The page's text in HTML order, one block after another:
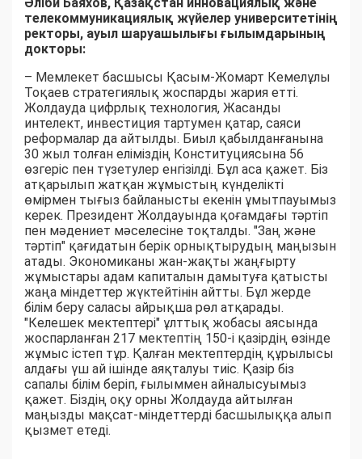
Әліби Баяхов, Қазақстан инновациялық және
телекоммуникациялық жүйелер университетінің
ректоры, ауыл шаруашылығы ғылымдарының
докторы:
– Мемлекет басшысы Қасым-Жомарт Кемелұлы
Тоқаев стратегиялық жоспарды жария етті.
Жолдауда цифрлық технология, Жасанды
интелект, инвестиция тартумен қатар, саяси
реформалар да айтылды. Биыл қабылданғанына
30 жыл толған еліміздің Конституциясына 56
өзгеріс пен түзетулер енгізілді. Бұл аса қажет. Біз
атқарылып жатқан жұмыстың күнделікті
өмірмен тығыз байланысты екенін ұмытпауымыз
керек. Президент Жолдауында қоғамдағы тәртіп
пен мәдениет мәселесіне тоқталды. "Заң және
тәртіп" қағидатын берік орнықтырудың маңызын
атады. Экономиканы жан-жақты жаңғырту
жұмыстары адам капиталын дамытуға қатысты
жаңа міндеттер жүктейтінін айтты. Бұл жерде
білім беру саласы айрықша рөл атқарады.
"Келешек мектептері" ұлттық жобасы аясында
жоспарланған 217 мектептің 150-і қазірдің өзінде
жұмыс істеп тұр. Қалған мектептердің құрылысы
алдағы үш ай ішінде аяқталуы тиіс. Қазір біз
сапалы білім беріп, ғылыммен айналысуымыз
қажет. Біздің оқу орны Жолдауда айтылған
маңызды мақсат-міндеттерді басшылыққа алып
қызмет етеді.